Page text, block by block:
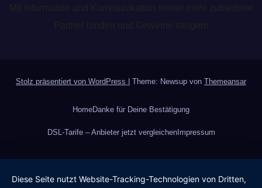
Stolz präsentiert von WordPress Theme: Newsup von Themeansar
HomeDanke für Deine Bestätigung
DSL-Tarife – Anbieter jetzt vergleichenImpressum
Diese Seite nutzt Website-Tracking-Technologien von Dritten,